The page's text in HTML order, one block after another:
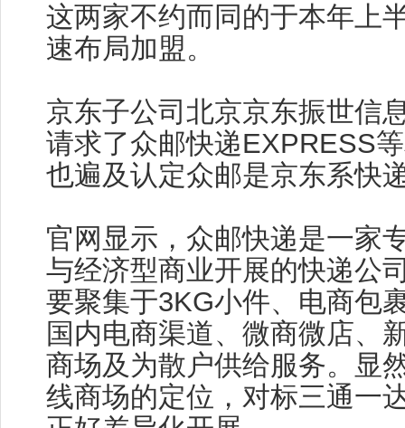
这两家不约而同的于本年上
速布局加盟。
京东子公司北京京东振世信
请求了众邮快递EXPRESS
也遍及认定众邮是京东系快
官网显示，众邮快递是一家
与经济型商业开展的快递公
要聚集于3KG小件、电商包
国内电商渠道、微商微店、
商场及为散户供给服务。显
线商场的定位，对标三通一